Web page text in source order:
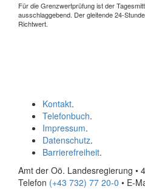
Für die Grenzwertprüfung ist der
ausschlaggebend. Der gleitende 24-
Richtwert.
Kontakt.
Telefonbuch.
Impressum.
Datenschutz.
Barrierefreiheit.
Amt der Oö. Landesregierung •
Telefon (+43 732) 77 20-0 • E-